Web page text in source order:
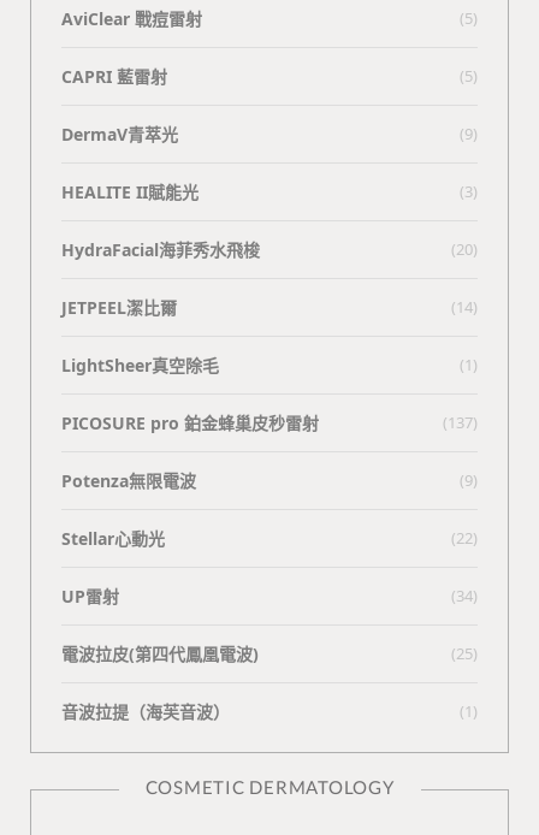
AviClear 戰痘雷射 (5)
CAPRI 藍雷射 (5)
DermaV青萃光 (9)
HEALITE II賦能光 (3)
HydraFacial海菲秀水飛梭 (20)
JETPEEL潔比爾 (14)
LightSheer真空除毛 (1)
PICOSURE pro 鉑金蜂巢皮秒雷射 (137)
Potenza無限電波 (9)
Stellar心動光 (22)
UP雷射 (34)
電波拉皮(第四代鳳凰電波) (25)
⾳波拉提（海芙⾳波） (1)
COSMETIC DERMATOLOGY